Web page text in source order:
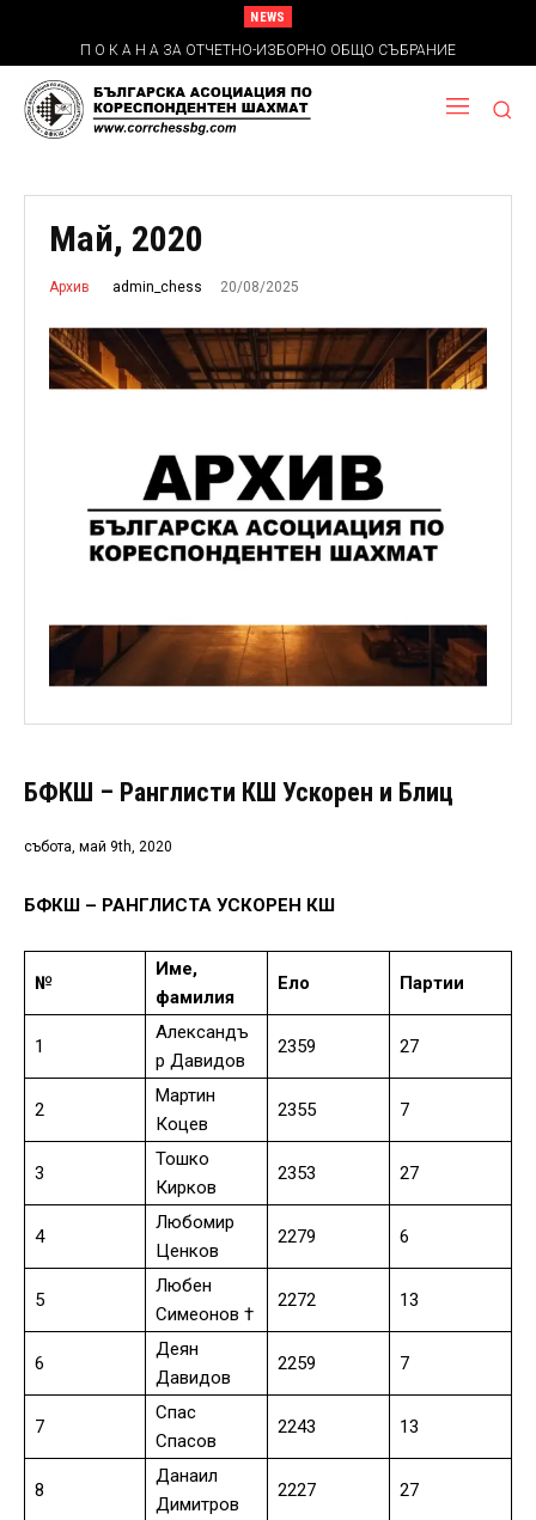
NEWS
П О К А Н А ЗА ОТЧЕТНО-ИЗБОРНО ОБЩО СЪБРАНИЕ
Май, 2020
Архив admin_chess 20/08/2025
БФКШ – Ранглисти КШ Ускорен и Блиц
събота, май 9th, 2020
БФКШ – РАНГЛИСТА УСКОРЕН КШ
№
Име,
фамилия
Ело Партии
1
Александъ
р Давидов
2359 27
2
Мартин
Коцев
2355 7
3
Тошко
Кирков
2353 27
4
Любомир
Ценков
2279 6
5
Любен
Симеонов †
2272 13
6
Деян
Давидов
2259 7
7
Спас
Спасов
2243 13
8
Данаил
Димитров
2227 27